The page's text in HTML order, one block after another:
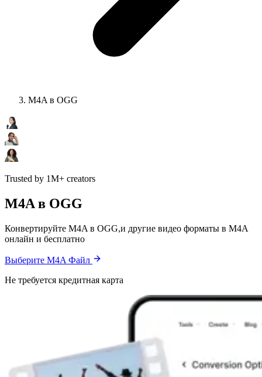
M4A в OGG
Trusted by 1M+ creators
M4A в OGG
Конвертируйте M4A в OGG,и другие видео форматы в M4A
онлайн и бесплатно
Выберите M4A Файл
Не требуется кредитная карта